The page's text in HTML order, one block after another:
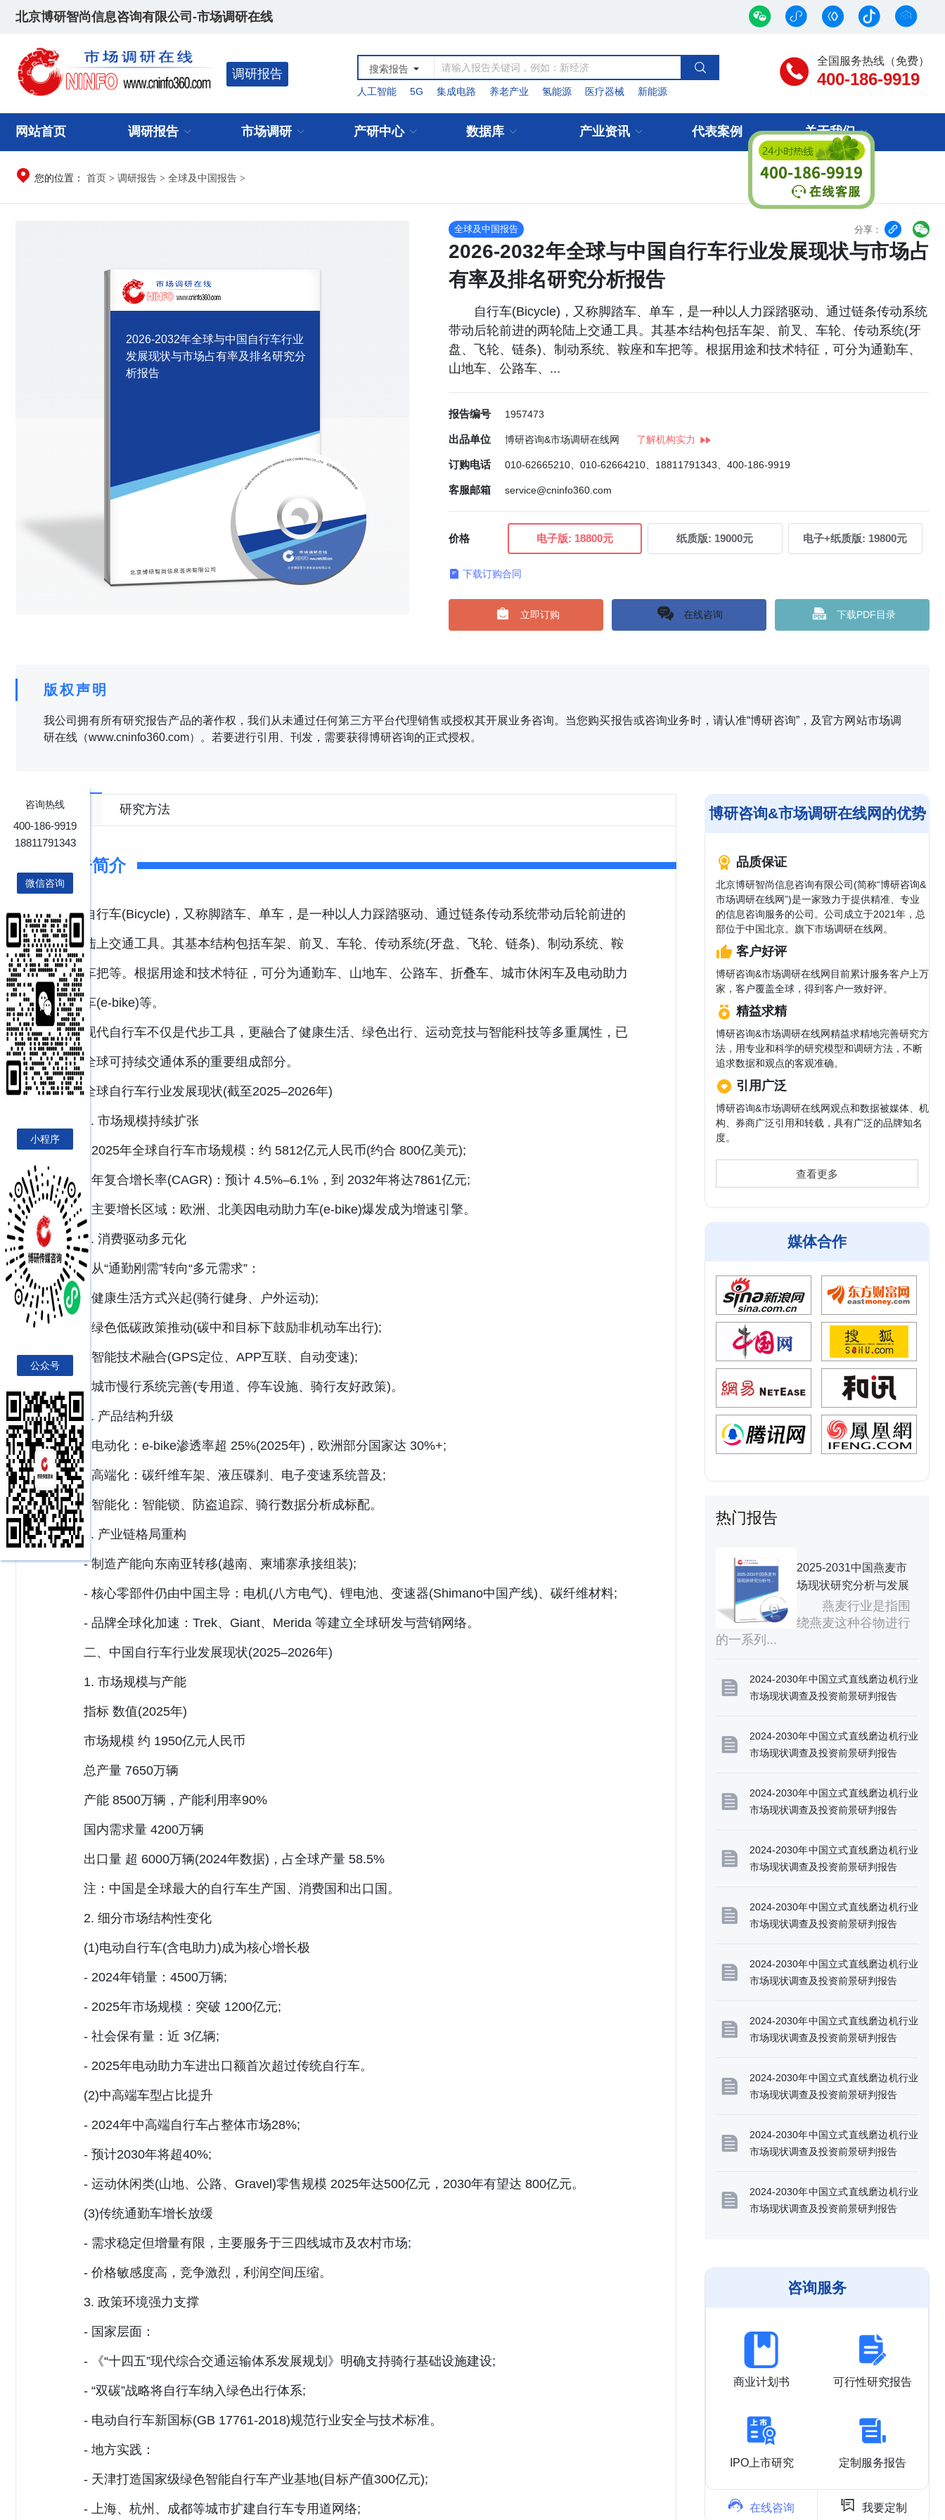
北京博研智尚信息咨询有限公司-市场调研在线
全国服务热线（免费）
400-186-9919
调研报告
搜索报告
人工智能
5G 集成电路 养老产业 氢能源 医疗器械 新能源
网站首页 调研报告 市场调研 产研中心 数据库 产业资讯 代表案例 关于我们
您的位置： 首页 > 调研报告 > 全球及中国报告 >
2026-2032年全球与中国自行车行业
发展现状与市场占有率及排名研究分
析报告
全球及中国报告 分享：  
2026-2032年全球与中国自行车行业发展现状与市场占
有率及排名研究分析报告
自行车(Bicycle)，又称脚踏车、单车，是一种以人力踩踏驱动、通过链条传动系统
带动后轮前进的两轮陆上交通工具。其基本结构包括车架、前叉、车轮、传动系统(牙
盘、飞轮、链条)、制动系统、鞍座和车把等。根据用途和技术特征，可分为通勤车、
山地车、公路车、...
报告编号 1957473
出品单位 博研咨询&市场调研在线网 了解机构实力
订购电话 010-62665210、010-62664210、18811791343、400-186-9919
客服邮箱 service@cninfo360.com
价格 电子版: 18800元 纸质版: 19000元 电子+纸质版: 19800元
 下载订购合同
立即订购 在线咨询 下载PDF目录
版权声明
我公司拥有所有研究报告产品的著作权，我们从未通过任何第三方平台代理销售或授权其开展业务咨询。当您购买报告或咨询业务时，请认准“博研咨询”，及官方网站市场调
研在线（www.cninfo360.com）。若要进行引用、刊发，需要获得博研咨询的正式授权。
报告目录 研究方法
报告简介
自行车(Bicycle)，又称脚踏车、单车，是一种以人力踩踏驱动、通过链条传动系统带动后轮前进的
两轮陆上交通工具。其基本结构包括车架、前叉、车轮、传动系统(牙盘、飞轮、链条)、制动系统、鞍
座和车把等。根据用途和技术特征，可分为通勤车、山地车、公路车、折叠车、城市休闲车及电动助力
自行车(e-bike)等。
现代自行车不仅是代步工具，更融合了健康生活、绿色出行、运动竞技与智能科技等多重属性，已
成为全球可持续交通体系的重要组成部分。
全球自行车行业发展现状(截至2025–2026年)
1. 市场规模持续扩张
- 2025年全球自行车市场规模：约 5812亿元人民币(约合 800亿美元);
- 年复合增长率(CAGR)：预计 4.5%–6.1%，到 2032年将达7861亿元;
- 主要增长区域：欧洲、北美因电动助力车(e-bike)爆发成为增速引擎。
2. 消费驱动多元化
- 从“通勤刚需”转向“多元需求”：
- 健康生活方式兴起(骑行健身、户外运动);
- 绿色低碳政策推动(碳中和目标下鼓励非机动车出行);
- 智能技术融合(GPS定位、APP互联、自动变速);
- 城市慢行系统完善(专用道、停车设施、骑行友好政策)。
3. 产品结构升级
- 电动化：e-bike渗透率超 25%(2025年)，欧洲部分国家达 30%+;
- 高端化：碳纤维车架、液压碟刹、电子变速系统普及;
- 智能化：智能锁、防盗追踪、骑行数据分析成标配。
4. 产业链格局重构
- 制造产能向东南亚转移(越南、柬埔寨承接组装);
- 核心零部件仍由中国主导：电机(八方电气)、锂电池、变速器(Shimano中国产线)、碳纤维材料;
- 品牌全球化加速：Trek、Giant、Merida 等建立全球研发与营销网络。
二、中国自行车行业发展现状(2025–2026年)
1. 市场规模与产能
指标 数值(2025年)
市场规模 约 1950亿元人民币
总产量 7650万辆
产能 8500万辆，产能利用率90%
国内需求量 4200万辆
出口量 超 6000万辆(2024年数据)，占全球产量 58.5%
注：中国是全球最大的自行车生产国、消费国和出口国。
2. 细分市场结构性变化
(1)电动自行车(含电助力)成为核心增长极
- 2024年销量：4500万辆;
- 2025年市场规模：突破 1200亿元;
- 社会保有量：近 3亿辆;
- 2025年电动助力车进出口额首次超过传统自行车。
(2)中高端车型占比提升
- 2024年中高端自行车占整体市场28%;
- 预计2030年将超40%;
- 运动休闲类(山地、公路、Gravel)零售规模 2025年达500亿元，2030年有望达 800亿元。
(3)传统通勤车增长放缓
- 需求稳定但增量有限，主要服务于三四线城市及农村市场;
- 价格敏感度高，竞争激烈，利润空间压缩。
3. 政策环境强力支撑
- 国家层面：
- 《“十四五”现代综合交通运输体系发展规划》明确支持骑行基础设施建设;
- “双碳”战略将自行车纳入绿色出行体系;
- 电动自行车新国标(GB 17761-2018)规范行业安全与技术标准。
- 地方实践：
- 天津打造国家级绿色智能自行车产业基地(目标产值300亿元);
- 上海、杭州、成都等城市扩建自行车专用道网络;
博研咨询&市场调研在线网的优势
品质保证
北京博研智尚信息咨询有限公司(简称“博研咨询&
市场调研在线网”)是一家致力于提供精准、专业
的信息咨询服务的公司。公司成立于2021年，总
部位于中国北京。旗下市场调研在线网。
客户好评
博研咨询&市场调研在线网目前累计服务客户上万
家，客户覆盖全球，得到客户一致好评。
精益求精
博研咨询&市场调研在线网精益求精地完善研究方
法，用专业和科学的研究模型和调研方法，不断
追求数据和观点的客观准确。
引用广泛
博研咨询&市场调研在线网观点和数据被媒体、机
构、券商广泛引用和转载，具有广泛的品牌知名
度。
查看更多
媒体合作
热门报告
2025-2031中国燕麦市
场现状研究分析与发
2025-2031中国燕麦市
场现状研究分析与发展
前景预测报告
燕麦行业是指围
绕燕麦这种谷物进行
的一系列...
2024-2030年中国立式直线磨边机行业
市场现状调查及投资前景研判报告
2024-2030年中国立式直线磨边机行业
市场现状调查及投资前景研判报告
2024-2030年中国立式直线磨边机行业
市场现状调查及投资前景研判报告
2024-2030年中国立式直线磨边机行业
市场现状调查及投资前景研判报告
2024-2030年中国立式直线磨边机行业
市场现状调查及投资前景研判报告
2024-2030年中国立式直线磨边机行业
市场现状调查及投资前景研判报告
2024-2030年中国立式直线磨边机行业
市场现状调查及投资前景研判报告
2024-2030年中国立式直线磨边机行业
市场现状调查及投资前景研判报告
2024-2030年中国立式直线磨边机行业
市场现状调查及投资前景研判报告
2024-2030年中国立式直线磨边机行业
市场现状调查及投资前景研判报告
咨询服务
商业计划书 可行性研究报告
IPO上市研究 定制服务报告
 在线咨询  我要定制
咨询热线
400-186-9919
18811791343
微信咨询
小程序
公众号